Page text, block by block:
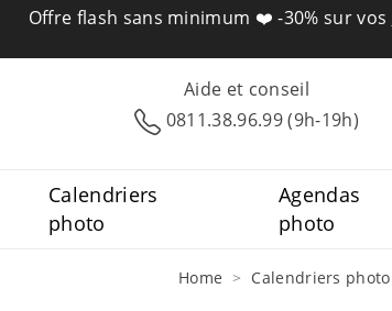
Offre flash sans minimum ❤️-30% sur vos
Aide et conseil
0811.38.96.99 (9h-19h)
Calendriers
photo
Agendas
photo
Home Calendriers photo